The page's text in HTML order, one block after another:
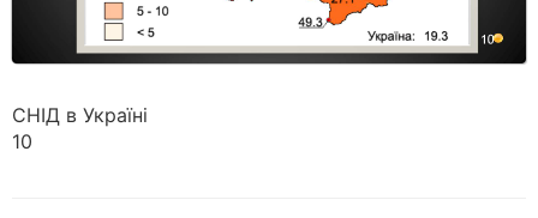
СНІД в Україні
10